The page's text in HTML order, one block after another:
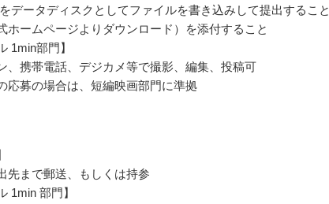
データディスクとしてファイルを書き込みして提出すること
ホームページよりダウンロード）を添付すること
1min部門】
、携帯電話、デジカメ等で撮影、編集、投稿可
応募の場合は、短編映画部門に準拠
先まで郵送、もしくは持参
1min 部門】